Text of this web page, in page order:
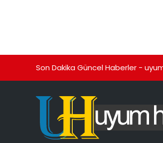
Son Dakika Güncel Haberler -